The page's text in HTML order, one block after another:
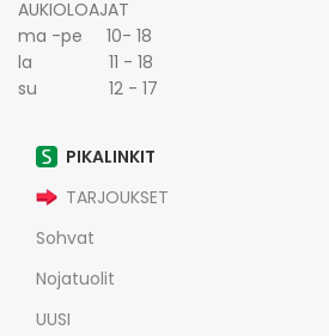
AUKIOLOAJAT
ma -pe 10- 18
la 11 - 18
su 12 - 17
PIKALINKIT
TARJOUKSET
Sohvat
Nojatuolit
UUSI